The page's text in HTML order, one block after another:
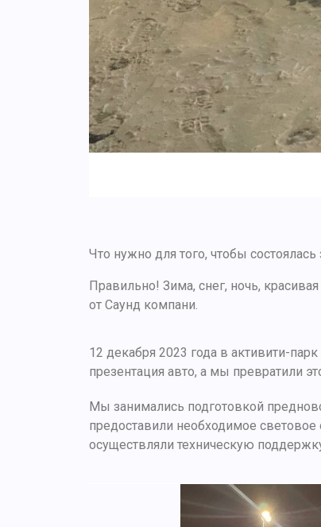
Что нужно для того, чтобы состоялась
Правильно! Зима, снег, ночь,
от Саунд компани.
12 декабря 2023 года в активити-
презентация авто, а мы превратили
Мы занимались подготовкой
предоставили необходимое
осуществляли техническую